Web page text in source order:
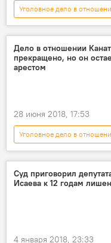
Уголовное дело в
Общество
Дело в отношении
прекращено, но он
арестом
28 июня 2018, 17:53
Уголовное дело в
Политика
приговор
Суд приговорил
Исаева к 12 годам
4 января 2018, 23:33